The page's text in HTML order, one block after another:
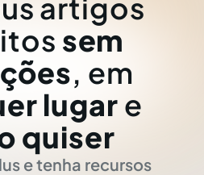
artigos
sem
, em
lugar e
quiser
e tenha recursos